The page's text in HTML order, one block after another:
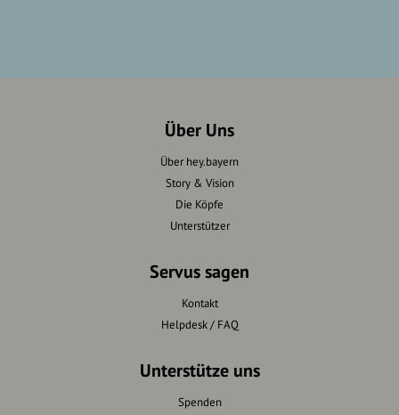
Über Uns
Über hey.bayern
Story & Vision
Die Köpfe
Unterstützer
Servus sagen
Kontakt
Helpdesk / FAQ
Unterstütze uns
Spenden